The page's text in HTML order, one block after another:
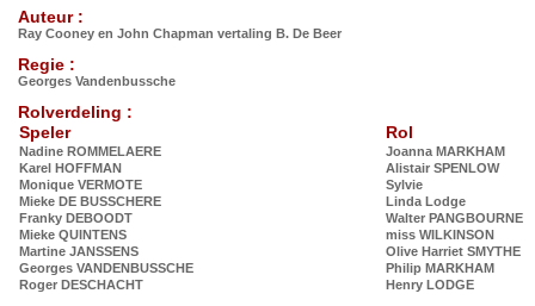
Auteur :
Ray Cooney en John Chapman vertaling B. De Beer
Regie :
Georges Vandenbussche
Rolverdeling :
Speler
Rol
Nadine ROMMELAERE
Joanna MARKHAM
Karel HOFFMAN
Alistair SPENLOW
Monique VERMOTE
Sylvie
Mieke DE BUSSCHERE
Linda Lodge
Franky DEBOODT
Walter PANGBOURNE
Mieke QUINTENS
miss WILKINSON
Martine JANSSENS
Olive Harriet SMYTHE
Georges VANDENBUSSCHE
Philip MARKHAM
Roger DESCHACHT
Henry LODGE